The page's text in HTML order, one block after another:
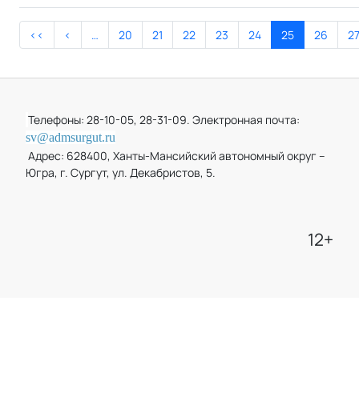
<< < … 20 21 22 23 24 25 26 27
Телефоны: 28-10-05, 28-31-09. Электронная почта:
sv@admsurgut.ru
Адрес: 628400, Ханты-Мансийский автономный округ –
Югра, г. Сургут, ул. Декабристов, 5.
12+